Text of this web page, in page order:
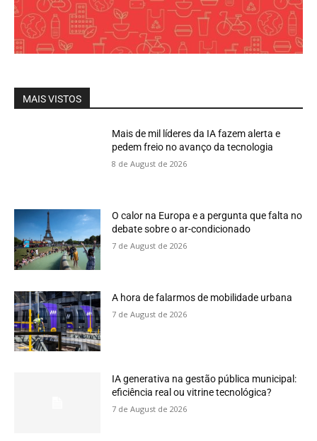
MAIS VISTOS
Mais de mil líderes da IA fazem alerta e
pedem freio no avanço da tecnologia
8 de August de 2026
O calor na Europa e a pergunta que falta no
debate sobre o ar-condicionado
7 de August de 2026
A hora de falarmos de mobilidade urbana
7 de August de 2026
IA generativa na gestão pública municipal:
eficiência real ou vitrine tecnológica?
7 de August de 2026